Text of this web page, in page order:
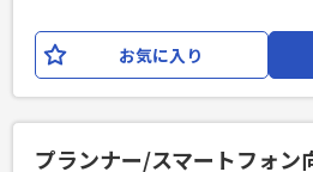
をお任せいたします。 【具体的な
方針の策定、スケジュール策定、タ
修、コンテンツ管理、ゲームシステ
アント企業様へ出向いただく可能
お気に入り
プランナー/スマートフォン